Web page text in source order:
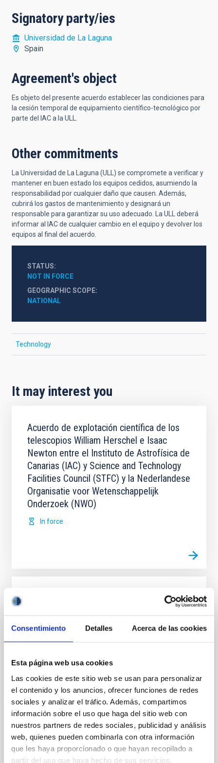
Consentimiento Detalles Acerca de las cookies
Esta página web usa cookies
Las cookies de este sitio web se usan para personalizar
el contenido y los anuncios, ofrecer funciones de redes
sociales y analizar el tráfico. Además, compartimos
información sobre el uso que haga del sitio web con
nuestros partners de redes sociales, publicidad y análisis
web, quienes pueden combinarla con otra información
que les haya proporcionado o que hayan recopilado a
partir del uso que haya hecho de sus servicios.
Signatory party/ies
Universidad de La Laguna
Spain
Agreement's object
Es objeto del presente acuerdo establecer las condiciones para
la cesión temporal de equipamiento científico-tecnológico por
parte del IAC a la ULL.
Other commitments
La Universidad de La Laguna (ULL) se compromete a verificar y
mantener en buen estado los equipos cedidos, asumiendo la
responsabilidad por cualquier daño que causen. Además,
cubrirá los gastos de mantenimiento y designará un
responsable para garantizar su uso adecuado. La ULL deberá
informar al IAC de cualquier cambio en el equipo y devolver los
equipos al final del acuerdo.
STATUS
NOT IN FORCE
GEOGRAPHIC SCOPE
NATIONAL
Technology
It may interest you
Acuerdo de explotación científica de los
telescopios William Herschel e Isaac
Newton entre el Instituto de Astrofísica de
Canarias (IAC) y Science and Technology
Facilities Council (STFC) y la Nederlandese
Organisatie voor Wetenschappelijk
Onderzoek (NWO)
In force
Acuerdo para la instalación del Telescopio
Observatorio del Roque de los Muchachos
Regular las condiciones para la instalación del TMT
en el ORM, su futura operación y, cuando así se
decida de mutuo acuerdo, su demolición, retirada y
In-force date 03/29/2017-03/29/2021
Not in force